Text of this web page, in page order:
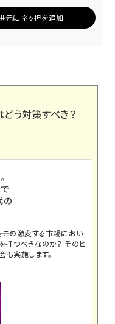
元にネッ担を追加
う対策すべき？
の
この激変する市場におい
打つべきなのか？ そのヒ
も実施します。